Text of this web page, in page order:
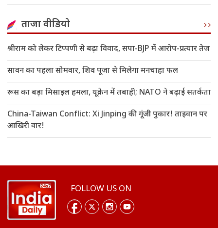
ताजा वीडियो
श्रीराम को लेकर टिप्पणी से बढ़ा विवाद, सपा-BJP में आरोप-प्रत्यार तेज
सावन का पहला सोमवार, शिव पूजा से मिलेगा मनचाहा फल
रूस का बड़ा मिसाइल हमला, यूक्रेन में तबाही; NATO ने बढ़ाई सतर्कता
China-Taiwan Conflict: Xi Jinping की गूंजी पुकार! ताइवान पर
आखिरी वार!
FOLLOW US ON